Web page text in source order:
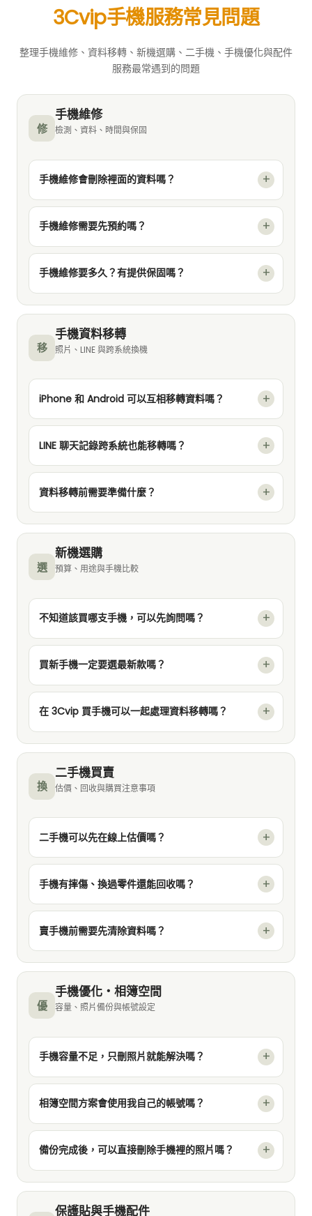
3Cvip手機服務常見問題
整理手機維修、資料移轉、新機選購、二手機、手機優化與配件
服務最常遇到的問題
修
手機維修
檢測、資料、時間與保固
手機維修會刪除裡面的資料嗎？
手機維修需要先預約嗎？
手機維修要多久？有提供保固嗎？
移
手機資料移轉
照片、LINE 與跨系統換機
iPhone 和 Android 可以互相移轉資料嗎？
LINE 聊天記錄跨系統也能移轉嗎？
資料移轉前需要準備什麼？
選
新機選購
預算、用途與手機比較
不知道該買哪支手機，可以先詢問嗎？
買新手機一定要選最新款嗎？
在 3Cvip 買手機可以一起處理資料移轉嗎？
換
二手機買賣
估價、回收與購買注意事項
二手機可以先在線上估價嗎？
手機有摔傷、換過零件還能回收嗎？
賣手機前需要先清除資料嗎？
優
手機優化・相簿空間
容量、照片備份與帳號設定
手機容量不足，只刪照片就能解決嗎？
相簿空間方案會使用我自己的帳號嗎？
備份完成後，可以直接刪除手機裡的照片嗎？
保護貼與手機配件